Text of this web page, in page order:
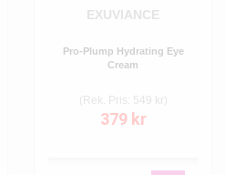
EXUVIANCE
Pro-Plump Hydrating Eye
Cream
(Rek. Pris: 549 kr)
379 kr